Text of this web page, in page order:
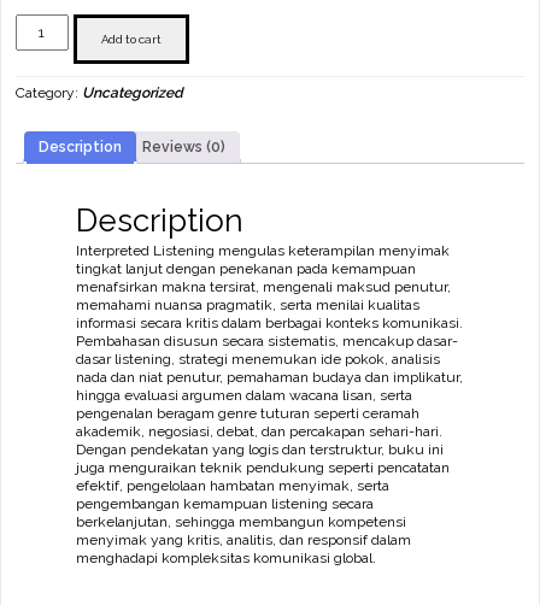
Buku
Interpreted
Add to cart
Category: Uncategorized
Description Reviews (0)
Description
Interpreted Listening mengulas keterampilan menyimak
tingkat lanjut dengan penekanan pada kemampuan
menafsirkan makna tersirat, mengenali maksud penutur,
memahami nuansa pragmatik, serta menilai kualitas
informasi secara kritis dalam berbagai konteks komunikasi.
Pembahasan disusun secara sistematis, mencakup dasar-
dasar listening, strategi menemukan ide pokok, analisis
nada dan niat penutur, pemahaman budaya dan implikatur,
hingga evaluasi argumen dalam wacana lisan, serta
pengenalan beragam genre tuturan seperti ceramah
akademik, negosiasi, debat, dan percakapan sehari-hari.
Dengan pendekatan yang logis dan terstruktur, buku ini
juga menguraikan teknik pendukung seperti pencatatan
efektif, pengelolaan hambatan menyimak, serta
pengembangan kemampuan listening secara
berkelanjutan, sehingga membangun kompetensi
menyimak yang kritis, analitis, dan responsif dalam
menghadapi kompleksitas komunikasi global.